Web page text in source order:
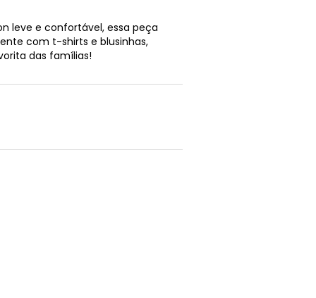
leve e confortável, essa peça
com t-shirts e blusinhas,
das famílias!